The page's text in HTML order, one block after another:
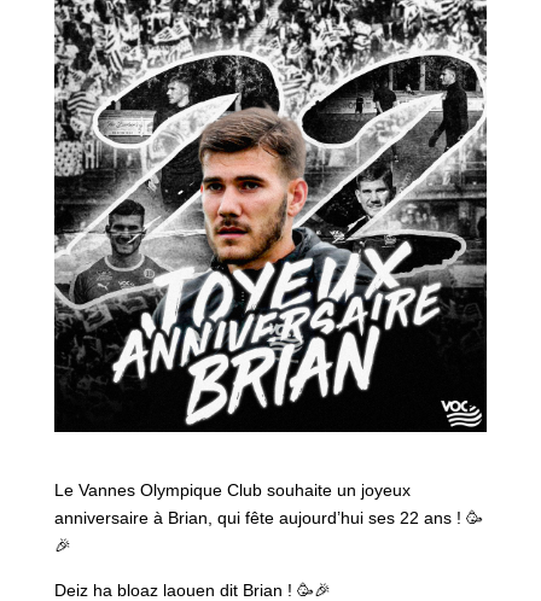
Le Vannes Olympique Club souhaite un joyeux
anniversaire à Brian, qui fête aujourd’hui ses 22 ans ! 🥳
🎉
Deiz ha bloaz laouen dit Brian ! 🥳🎉